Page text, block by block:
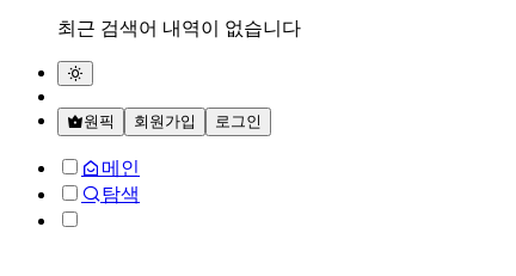
최근 검색어 내역이 없습니다
원픽 회원가입 로그인
메인
탐색